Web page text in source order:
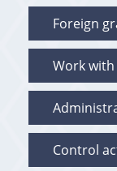
Foreign
Work
Control